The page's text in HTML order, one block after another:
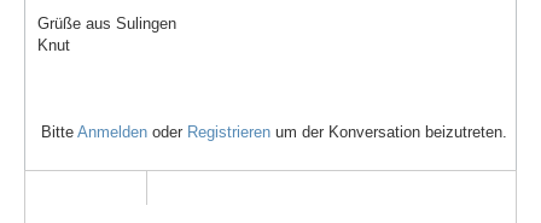
Grüße aus Sulingen
Knut
Bitte Anmelden oder Registrieren um der Konversation beizutreten.